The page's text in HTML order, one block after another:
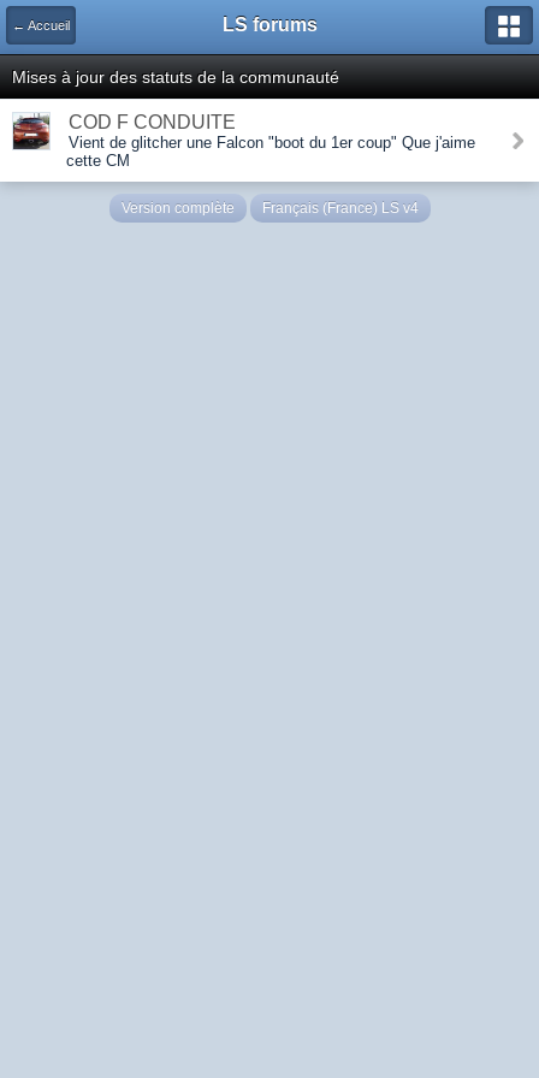
← Accueil LS forums
Mises à jour des statuts de la communauté
COD F CONDUITE
Vient de glitcher une Falcon "boot du 1er coup" Que j'aime
cette CM
Version complète Français (France) LS v4